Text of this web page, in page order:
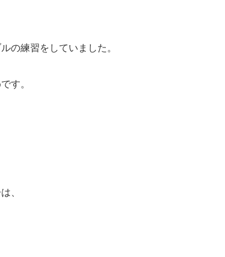
の練習をしていました。
す。
、